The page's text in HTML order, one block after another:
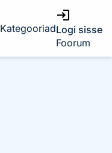
KategooriadLogi sisse
Foorum